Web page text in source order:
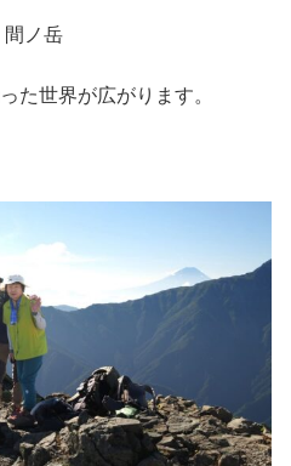
間ノ岳
た世界が広がります。